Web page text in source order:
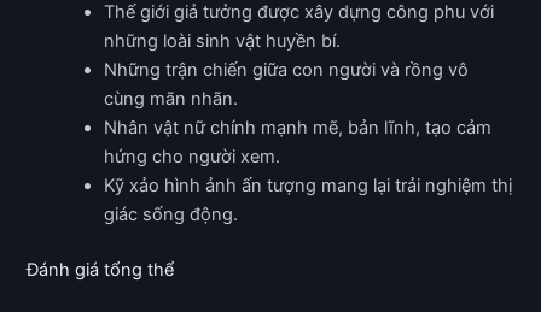
Thế giới giả tưởng được xây dựng công phu với
những loài sinh vật huyền bí.
Những trận chiến giữa con người và rồng vô
cùng mãn nhãn.
Nhân vật nữ chính mạnh mẽ, bản lĩnh, tạo cảm
hứng cho người xem.
Kỹ xảo hình ảnh ấn tượng mang lại trải nghiệm thị
giác sống động.
Đánh giá tổng thể